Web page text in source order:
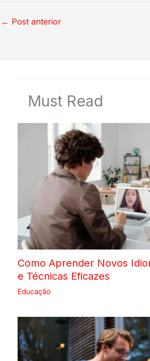
← Post anterior
Must Read
Como Aprender Novos
e Técnicas Eficazes
Educação